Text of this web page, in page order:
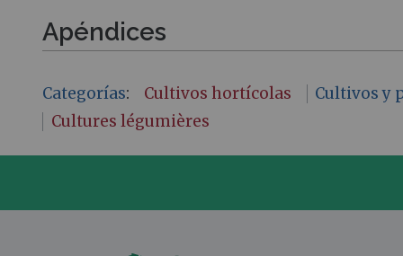
Apéndices
Categorías: Cultivos hortícolas
Cultivos y
Cultures légumières